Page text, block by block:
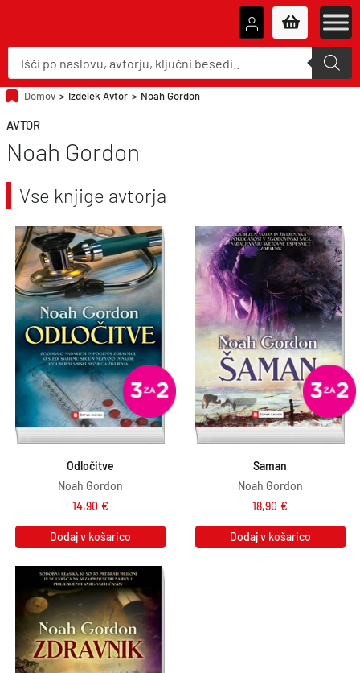
P
o
d
u
c
t
s
s
e
a
c
Domov > Izdelek Avtor > Noah Gordon
AVTOR
Noah Gordon
Vse knjige avtorja
Odločitve
Noah Gordon
14,90 €
Dodaj v košarico
Šaman
Noah Gordon
18,90 €
Dodaj v košarico